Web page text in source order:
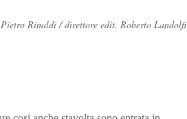
Rinaldi /direttore edit. Roberto Landolfi